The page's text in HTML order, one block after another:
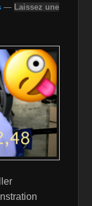
— Laissez une